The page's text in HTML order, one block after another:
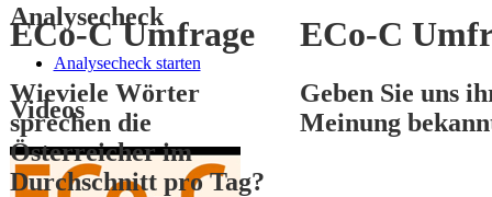
ECo-C Umfrage
Wieviele Wörter
sprechen die
Österreicher im
Durchschnitt pro Tag?
ECo-C
Geben Sie uns
Meinung
Analysecheck
Analysecheck starten
Videos